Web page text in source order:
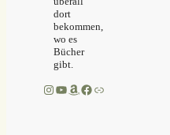
dort
bekommen,
wo es
Bücher
gibt.
Instagram
YouTube
Amazon
Facebook
Link